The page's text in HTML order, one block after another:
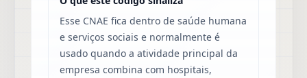
Esse CNAE fica dentro de saúde humana
e serviços sociais e normalmente é
usado quando a atividade principal da
empresa combina com hospitais,